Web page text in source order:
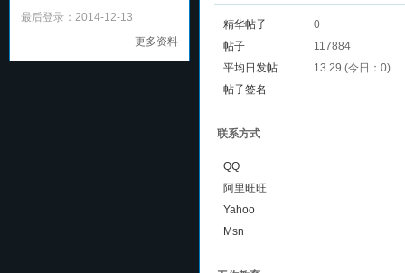
最后登录：2014-12-13
更多资料
精华帖子
0
帖子
117884
平均日发帖
13.29 (今日：0)
帖子签名
联系方式
QQ
阿里旺旺
Yahoo
Msn